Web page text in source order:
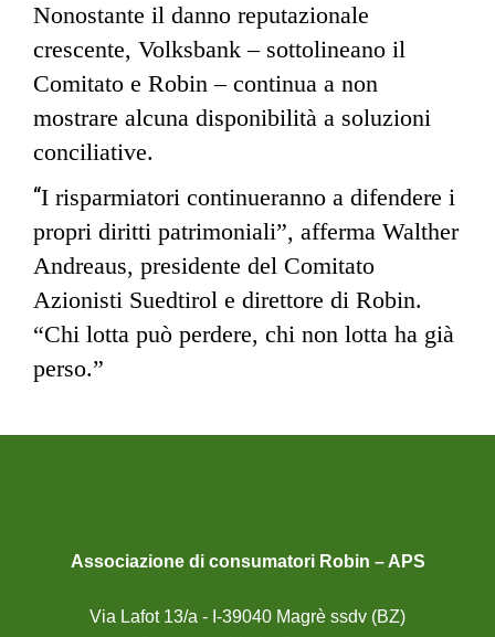
Nonostante il danno reputazionale
crescente, Volksbank – sottolineano il
Comitato e Robin – continua a non
mostrare alcuna disponibilità a soluzioni
conciliative.
“I risparmiatori continueranno a difendere i
propri diritti patrimoniali”, afferma Walther
Andreaus, presidente del Comitato
Azionisti Suedtirol e direttore di Robin.
“Chi lotta può perdere, chi non lotta ha già
perso.”
Associazione di consumatori Robin – APS
Via Lafot 13/a - I-39040 Magrè ssdv (BZ)